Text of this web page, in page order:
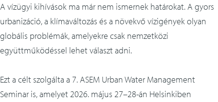
A vízügyi kihívások ma már nem ismernek határokat. A gyors
urbanizáció, a klímaváltozás és a növekvő vízigények olyan
globális problémák, amelyekre csak nemzetközi
együttműködéssel lehet választ adni.
Ezt a célt szolgálta a 7. ASEM Urban Water Management
Seminar is, amelyet 2026. május 27–28-án Helsinkiben